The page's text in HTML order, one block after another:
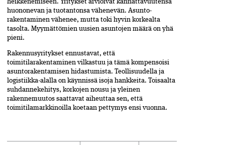
heikkenemiseen. Yritykset arvioivat kannattavuutensa
huononevan ja tuotantonsa vähenevän. Asunto­
rakentaminen vähenee, mutta toki hyvin korkealta
tasolta. Myymättömien uusien asuntojen määrä on yhä
pieni.
Rakennusyritykset ennustavat, että
toimitilarakentaminen vilkastuu ja tämä kompensoisi
asuntorakentamisen hidastumista. Teollisuudella ja
logistiikka-alalla on käynnissä isoja hankkeita. Toisaalta
suhdannekehitys, korkojen nousu ja yleinen
rakennemuutos saattavat aiheuttaa sen, että
toimitilamarkkinoilla koetaan pettymys ensi vuonna.